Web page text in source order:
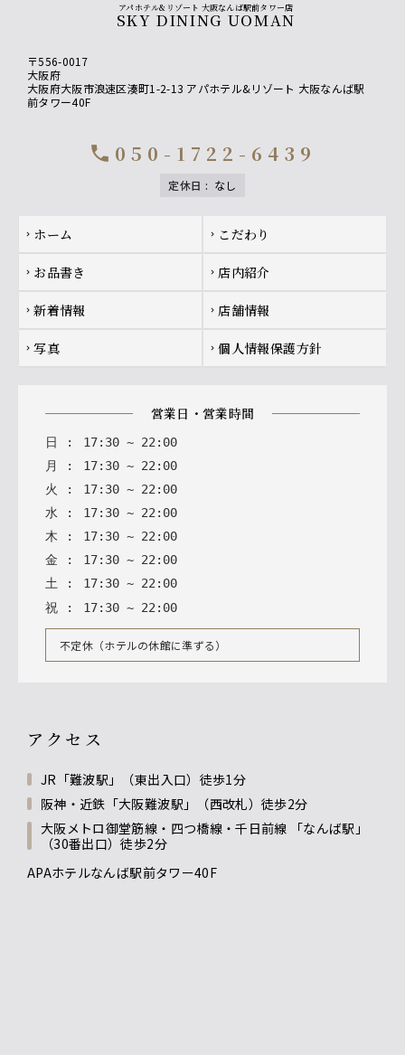
アパホテル&リゾート 大阪なんば駅前タワー店
SKY DINING UOMAN
〒556-0017
大阪府
大阪府大阪市浪速区湊町1-2-13 アパホテル&リゾート 大阪なんば駅
前タワー40F
call 050-1722-6439
定休日 : なし
Footer navigation
chevron_right ホーム chevron_right こだわり
chevron_right お品書き chevron_right 店内紹介
chevron_right 新着情報 chevron_right 店舗情報
chevron_right 写真 chevron_right 個人情報保護方針
営業日・営業時間
日 : 17: 30 ~ 22 : 00
月
: 17: 30 ~ 22 : 00
火
: 17: 30 ~ 22 : 00
水 : 17: 30 ~ 22 : 00
木 : 17: 30 ~ 22 : 00
金 : 17: 30 ~ 22: 00
土 : 17: 30 ~ 22: 00
祝 : 17: 30 ~ 22 : 00
不定休（ホテルの休館に準ずる）
アクセス
JR「難波駅」（東出入口）徒歩1分
阪神・近鉄「大阪難波駅」（西改札）徒歩2分
大阪メトロ御堂筋線・四つ橋線・千日前線 「なんば駅」
（30番出口）徒歩2分
APAホテルなんば駅前タワー40F